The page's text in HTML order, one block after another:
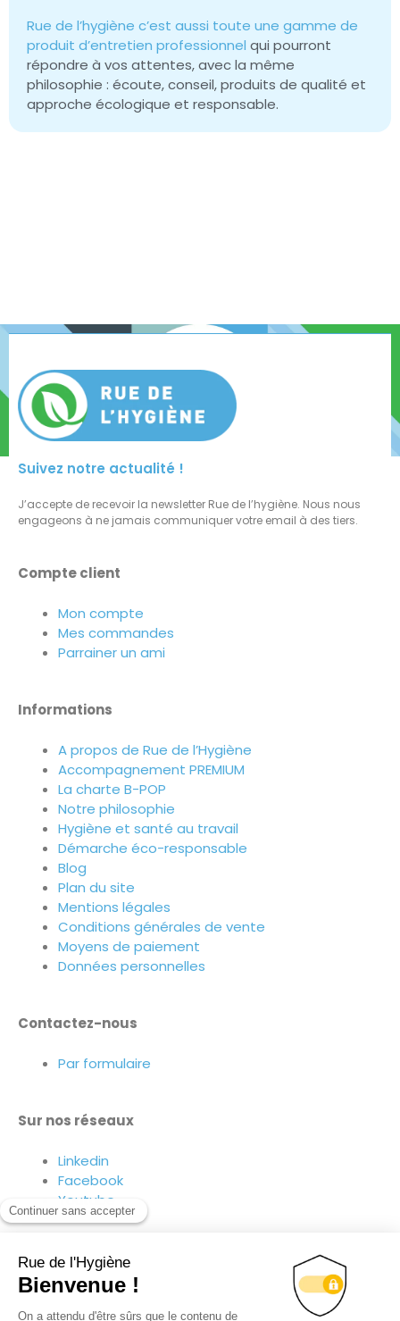
Rue de l’hygiène c’est aussi toute une gamme de
produit d’entretien professionnel qui pourront
répondre à vos attentes, avec la même
philosophie : écoute, conseil, produits de qualité et
approche écologique et responsable.
Suivez notre actualité !
J’accepte de recevoir la newsletter Rue de l’hygiène. Nous nous
engageons à ne jamais communiquer votre email à des tiers.
Compte client
Mon compte
Mes commandes
Parrainer un ami
Informations
A propos de Rue de l’Hygiène
Accompagnement PREMIUM
La charte B-POP
Notre philosophie
Hygiène et santé au travail
Démarche éco-responsable
Blog
Plan du site
Mentions légales
Conditions générales de vente
Moyens de paiement
Données personnelles
Contactez-nous
Par formulaire
Sur nos réseaux
Linkedin
Facebook
Youtube
Suivez-nous sur nos réseaux !